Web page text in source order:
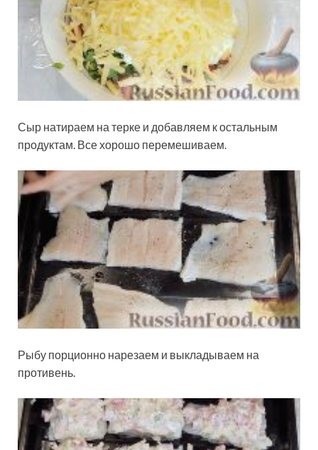
Сыр натираем на терке и добавляем к остальным
продуктам. Все хорошо перемешиваем.
Рыбу порционно нарезаем и выкладываем на
противень.